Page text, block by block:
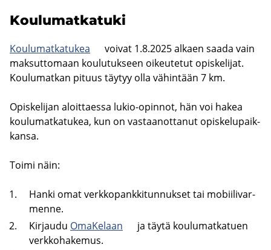
Kou­lu­mat­ka­tu­ki
Kou­lu­mat­ka­tu­kea
voi­vat 1.8.2025 al­kaen saada vain
mak­sut­to­maan kou­lu­tuk­seen oi­keu­te­tut opis­ke­li­jat.
Kou­lu­mat­kan pi­tuus täy­tyy olla vä­hin­tään 7 km.
Opis­ke­li­jan aloit­taes­sa lukio-​opinnot, hän voi hakea
kou­lu­mat­ka­tu­kea, kun on vas­taa­not­ta­nut opis­ke­lu­paik­
kan­sa.
Toimi näin:
Hanki omat verk­ko­pank­ki­tun­nuk­set tai mo­bii­li­var­
men­ne.
Kir­jau­du Oma­Ke­laan
ja täytä kou­lu­mat­ka­tuen
verk­ko­ha­ke­mus.